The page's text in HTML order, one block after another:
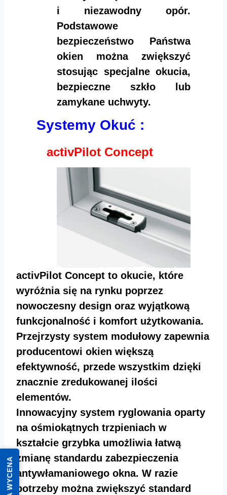
i niezawodny opór.
Podstawowe
bezpieczeństwo Państwa
okien można zwiększyć
stosując specjalne okucia,
bezpieczne szkło lub
zamykane uchwyty.
Systemy Okuć :
activPilot Concept
activPilot Concept to okucie, które
wyróżnia się na rynku poprzez
nowoczesny design oraz wyjątkową
funkcjonalność i komfort użytkowania.
Przejrzysty system modułowy zapewnia
producentowi okien większą
efektywność, przede wszystkim dzięki
znacznie zredukowanej ilości
elementów.
Innowacyjny system ryglowania oparty
na ośmiokątnych trzpieniach w
kształcie grzybka umożliwia łatwą
zmianę standardu zabezpieczenia
antywłamaniowego okna. W razie
potrzeby można zwiększyć standard